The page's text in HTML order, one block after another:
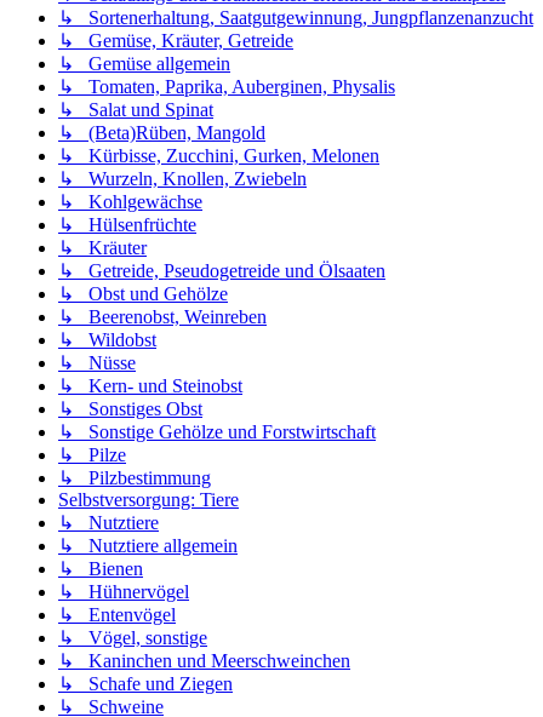
↳ Sortenerhaltung, Saatgutgewinnung, Jungpflanzenanzucht
↳ Gemüse, Kräuter, Getreide
↳ Gemüse allgemein
↳ Tomaten, Paprika, Auberginen, Physalis
↳ Salat und Spinat
↳ (Beta)Rüben, Mangold
↳ Kürbisse, Zucchini, Gurken, Melonen
↳ Wurzeln, Knollen, Zwiebeln
↳ Kohlgewächse
↳ Hülsenfrüchte
↳ Kräuter
↳ Getreide, Pseudogetreide und Ölsaaten
↳ Obst und Gehölze
↳ Beerenobst, Weinreben
↳ Wildobst
↳ Nüsse
↳ Kern- und Steinobst
↳ Sonstiges Obst
↳ Sonstige Gehölze und Forstwirtschaft
↳ Pilze
↳ Pilzbestimmung
Selbstversorgung: Tiere
↳ Nutztiere
↳ Nutztiere allgemein
↳ Bienen
↳ Hühnervögel
↳ Entenvögel
↳ Vögel, sonstige
↳ Kaninchen und Meerschweinchen
↳ Schafe und Ziegen
↳ Schweine